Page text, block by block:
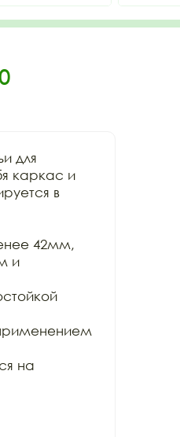
для
каркас и
в
42мм,
и
на